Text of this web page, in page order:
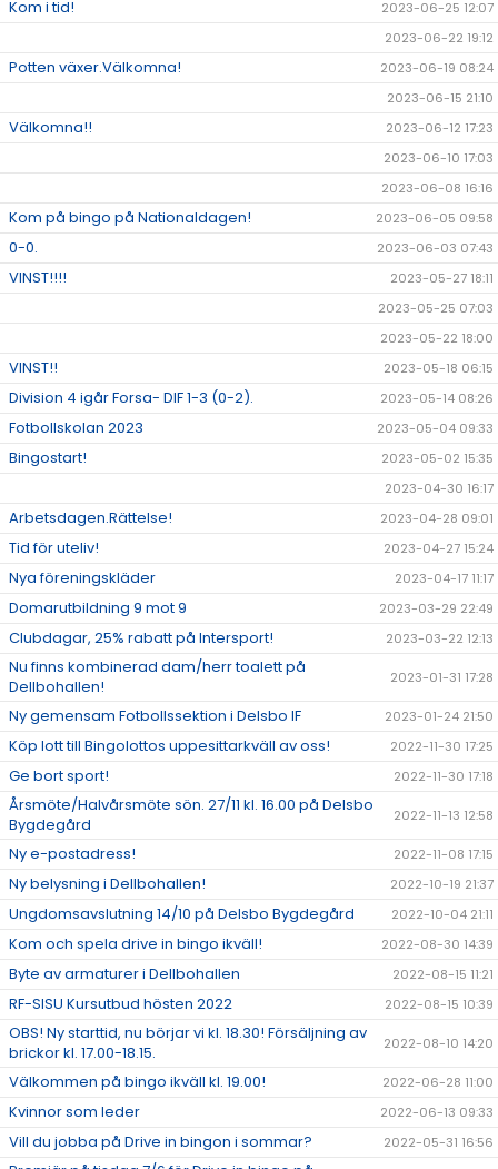
Kom i tid!
2023-06-25 12:07
2023-06-22 19:12
Potten växer.Välkomna!
2023-06-19 08:24
2023-06-15 21:10
Välkomna!!
2023-06-12 17:23
2023-06-10 17:03
2023-06-08 16:16
Kom på bingo på Nationaldagen! 2023-06-05 09:58
0-0. 2023-06-03 07:43
VINST!!!!
2023-05-27 18:11
2023-05-25 07:03
2023-05-22 18:00
VINST!! 2023-05-18 06:15
Division 4 igår Forsa- DIF 1-3 (0-2). 2023-05-14 08:26
Fotbollskolan 2023 2023-05-04 09:33
Bingostart!
2023-05-02 15:35
2023-04-30 16:17
Arbetsdagen.Rättelse! 2023-04-28 09:01
Tid för uteliv! 2023-04-27 15:24
Nya föreningskläder 2023-04-17 11:17
Domarutbildning 9 mot 9 2023-03-29 22:49
Clubdagar, 25% rabatt på Intersport! 2023-03-22 12:13
Nu finns kombinerad dam/herr toalett på
Dellbohallen!
2023-01-31 17:28
Ny gemensam Fotbollssektion i Delsbo IF 2023-01-24 21:50
Köp lott till Bingolottos uppesittarkväll av oss! 2022-11-30 17:25
Ge bort sport! 2022-11-30 17:18
Årsmöte/Halvårsmöte sön. 27/11 kl. 16.00 på Delsbo
Bygdegård
2022-11-13 12:58
Ny e-postadress! 2022-11-08 17:15
Ny belysning i Dellbohallen! 2022-10-19 21:37
Ungdomsavslutning 14/10 på Delsbo Bygdegård 2022-10-04 21:11
Kom och spela drive in bingo ikväll! 2022-08-30 14:39
Byte av armaturer i Dellbohallen 2022-08-15 11:21
RF-SISU Kursutbud hösten 2022 2022-08-15 10:39
OBS! Ny starttid, nu börjar vi kl. 18.30! Försäljning av
brickor kl. 17.00-18.15.
2022-08-10 14:20
Välkommen på bingo ikväll kl. 19.00! 2022-06-28 11:00
Kvinnor som leder 2022-06-13 09:33
Vill du jobba på Drive in bingon i sommar? 2022-05-31 16:56